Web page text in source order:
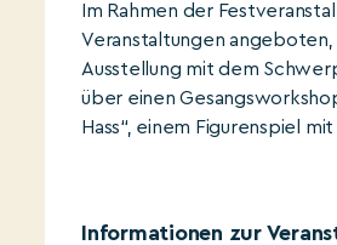
Im Rahmen der
Veranstaltungen angeboten,
Ausstellung mit dem
über einen
Hass“, einem Figurenspiel mit
Informationen zur